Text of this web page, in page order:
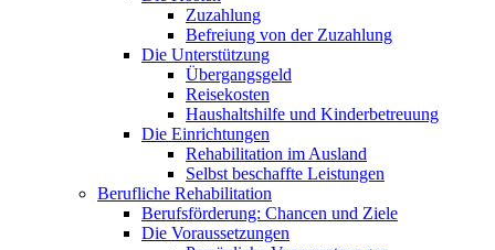
Zuzahlung
Befreiung von der Zuzahlung
Die Unterstützung
Übergangsgeld
Reisekosten
Haushaltshilfe und Kinderbetreuung
Die Einrichtungen
Rehabilitation im Ausland
Selbst beschaffte Leistungen
Berufliche Rehabilitation
Berufsförderung: Chancen und Ziele
Die Voraussetzungen